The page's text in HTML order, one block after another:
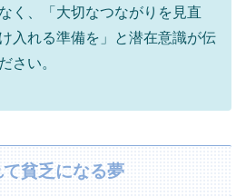
く、「大切なつながりを見直
入れる準備を」と潜在意識が伝
さい。
貧乏になる夢